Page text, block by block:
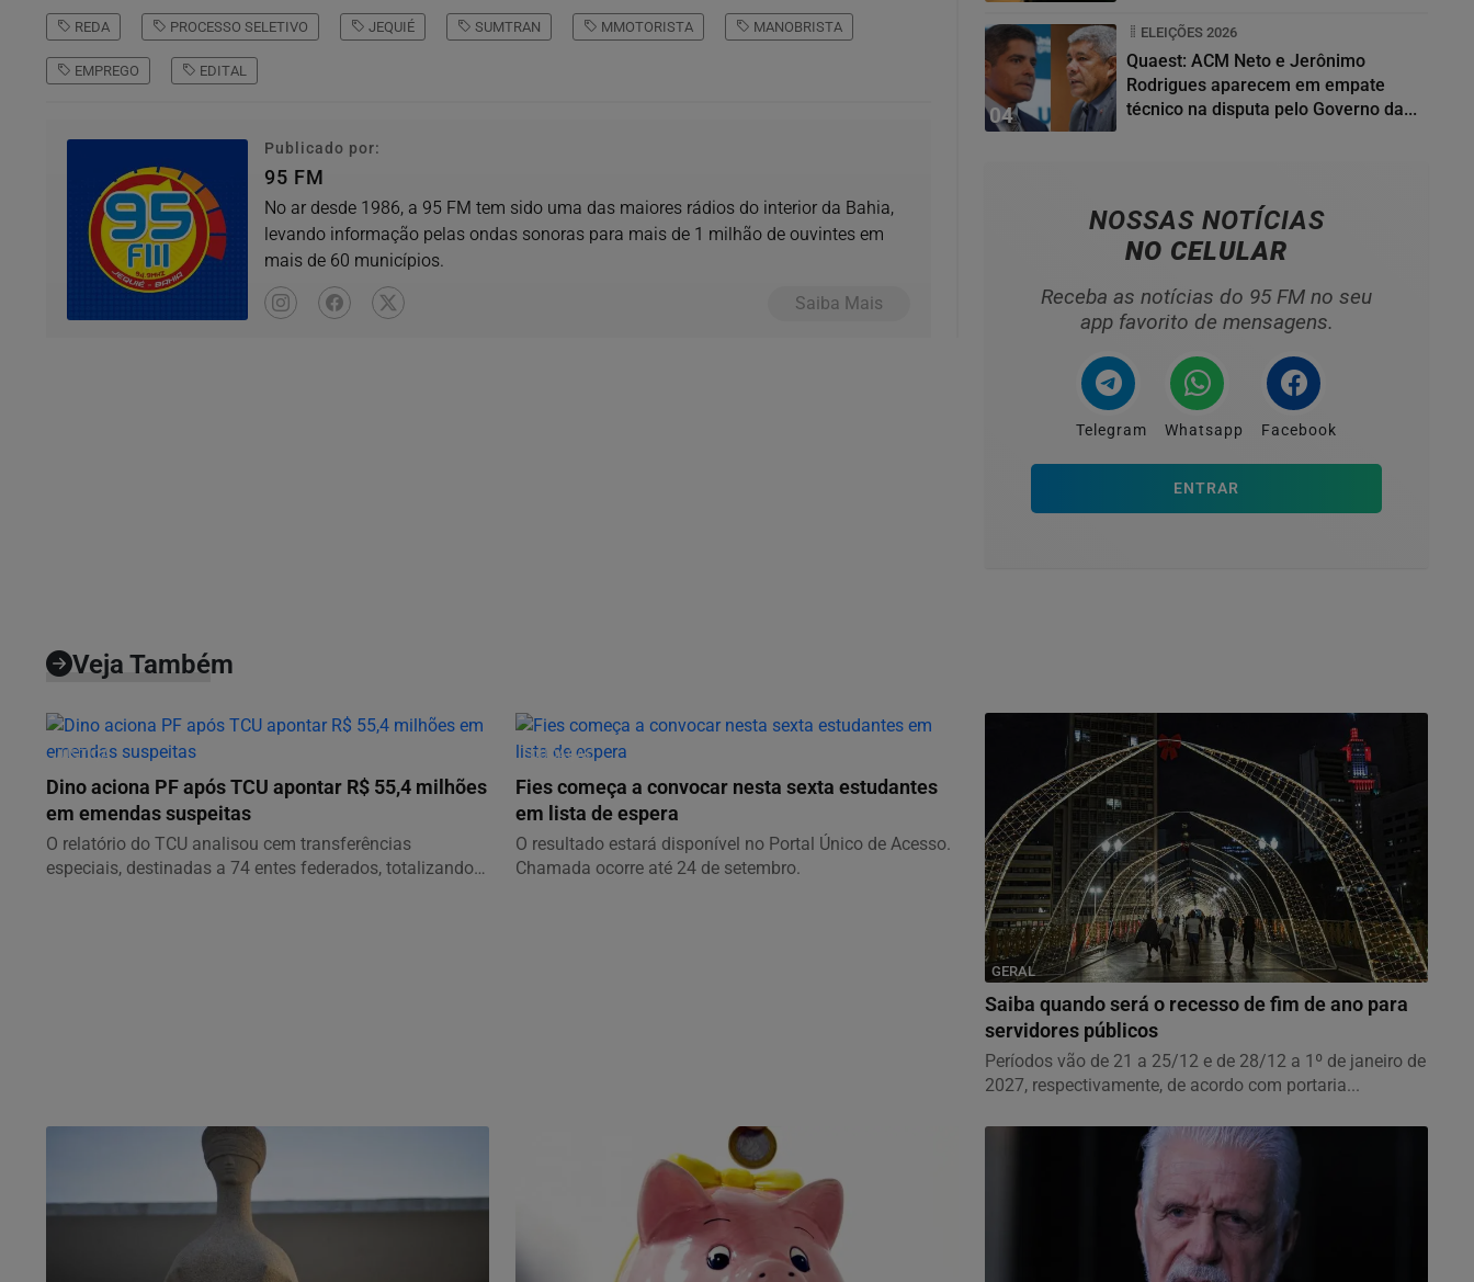
REDA PROCESSO SELETIVO JEQUIÉ SUMTRAN MMOTORISTA MANOBRISTA
EMPREGO EDITAL
Publicado por:
95 FM
No ar desde 1986, a 95 FM tem sido uma das maiores rádios do interior da Bahia,
levando informação pelas ondas sonoras para mais de 1 milhão de ouvintes em
mais de 60 municípios.
Saiba Mais
04
ELEIÇÕES 2026
Quaest: ACM Neto e Jerônimo
Rodrigues aparecem em empate
técnico na disputa pelo Governo da...
NOSSAS NOTÍCIAS
NO CELULAR
Receba as notícias do 95 FM no seu
app favorito de mensagens.
Telegram Whatsapp Facebook
ENTRAR
Veja Também
JUSTIÇA
Dino aciona PF após TCU apontar R$ 55,4 milhões
em emendas suspeitas
O relatório do TCU analisou cem transferências
especiais, destinadas a 74 entes federados, totalizando
EDUCAÇÃO
Fies começa a convocar nesta sexta estudantes
em lista de espera
O resultado estará disponível no Portal Único de Acesso.
Chamada ocorre até 24 de setembro.
GERAL
Saiba quando será o recesso de fim de ano para
servidores públicos
Períodos vão de 21 a 25/12 e de 28/12 a 1º de janeiro de
2027, respectivamente, de acordo com portaria...